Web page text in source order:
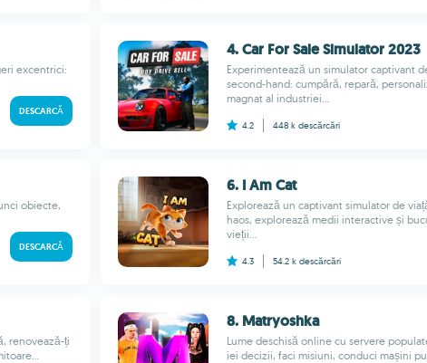
excentrici:
DESCARCĂ
4. Car For Sale Simulator 2023
Experimentează un simulator captivant
second-hand: cumpără, repară,
magnat al industriei...
4.2 448 k descărcări
obiecte,
DESCARCĂ
6. I Am Cat
Explorează un captivant simulator de
haos, explorează medii interactive și
vieții...
4.3 54.2 k descărcări
renovează-ți
8. Matryoshka
Lume deschisă online cu servere
iei decizii, faci misiuni, conduci mașini